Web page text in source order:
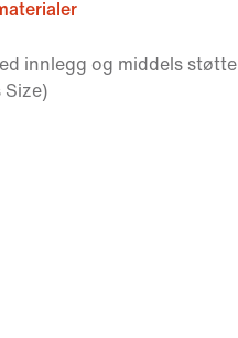
innlegg og middels støtte
Size)